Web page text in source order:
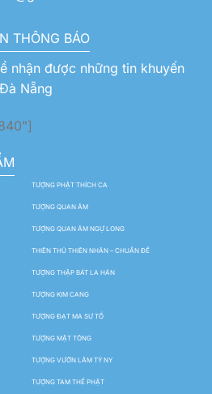
THÔNG BÁO
nhận được những tin khuyến
Nẵng
TƯỢNG PHẬT THÍCH CA
TƯỢNG QUAN ÂM
TƯỢNG QUAN ÂM NGỰ LONG
THIÊN THỦ THIÊN NHÃN – CHUẨN ĐỀ
TƯỢNG THẬP BÁT LA HÁN
TƯỢNG KIM CANG
TƯỢNG ĐẠT MA SƯ TỔ
TƯỢNG MẬT TÔNG
TƯỢNG VƯỜN LÂM TỲ NY
TƯỢNG TAM THẾ PHẬT